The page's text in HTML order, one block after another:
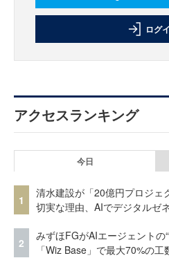
ログ
アクセスランキング
今日
1
清水建設が「20億円プロジェ
切実な理由、AIでデジタルゼ
2
みずほFGがAIエージェント
「Wiz Base」で最大70%の工